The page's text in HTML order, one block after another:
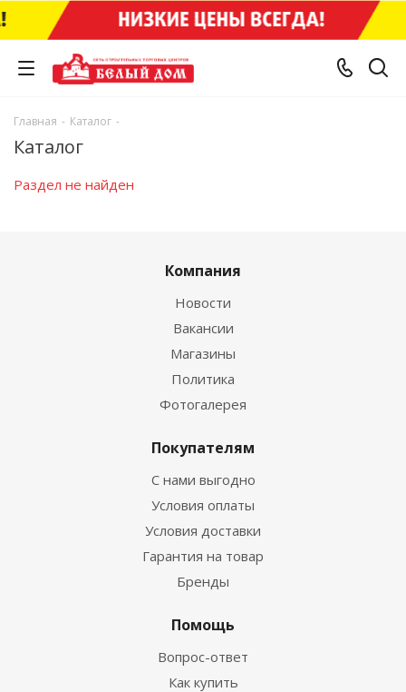
Главная - Каталог -
Каталог
Раздел не найден
Компания
Новости
Вакансии
Магазины
Политика
Фотогалерея
Покупателям
С нами выгодно
Условия оплаты
Условия доставки
Гарантия на товар
Бренды
Помощь
Вопрос-ответ
Как купить